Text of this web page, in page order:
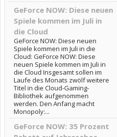
GeForce NOW: Diese neuen
Spiele kommen im Juli in
die Cloud
GeForce NOW: Diese neuen
Spiele kommen im Juli in die
Cloud: GeForce NOW: Diese
neuen Spiele kommen im Juli in
die Cloud Insgesamt sollen im
Laufe des Monats zwölf weitere
Titel in die Cloud-Gaming-
Bibliothek aufgenommen
werden. Den Anfang macht
Monopoly:...
GeForce NOW: 35 Prozent